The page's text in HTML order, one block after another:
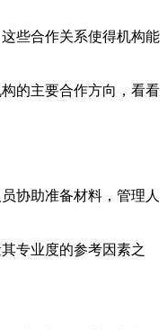
些合作关系使得机构能
的主要合作方向，看看
协助准备材料，管理人
专业度的参考因素之